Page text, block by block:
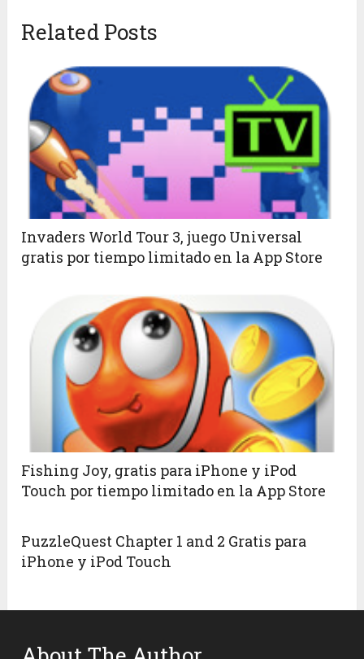
Related Posts
Invaders World Tour 3, juego Universal
gratis por tiempo limitado en la App Store
Fishing Joy, gratis para iPhone y iPod
Touch por tiempo limitado en la App Store
PuzzleQuest Chapter 1 and 2 Gratis para
iPhone y iPod Touch